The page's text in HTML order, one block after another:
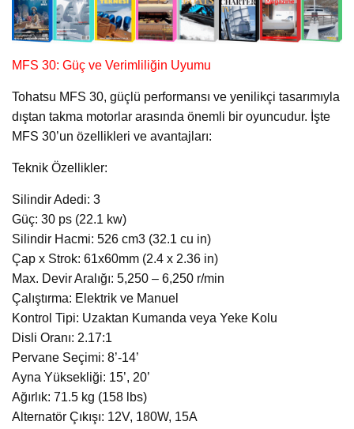
MFS 30: Güç ve Verimliliğin Uyumu
Tohatsu MFS 30, güçlü performansı ve yenilikçi tasarımıyla
dıştan takma motorlar arasında önemli bir oyuncudur. İşte
MFS 30’un özellikleri ve avantajları:
Teknik Özellikler:
Silindir Adedi: 3
Güç: 30 ps (22.1 kw)
Silindir Hacmi: 526 cm3 (32.1 cu in)
Çap x Strok: 61x60mm (2.4 x 2.36 in)
Max. Devir Aralığı: 5,250 – 6,250 r/min
Çalıştırma: Elektrik ve Manuel
Kontrol Tipi: Uzaktan Kumanda veya Yeke Kolu
Disli Oranı: 2.17:1
Pervane Seçimi: 8’-14’
Ayna Yüksekliği: 15’, 20’
Ağırlık: 71.5 kg (158 lbs)
Alternatör Çıkışı: 12V, 180W, 15A